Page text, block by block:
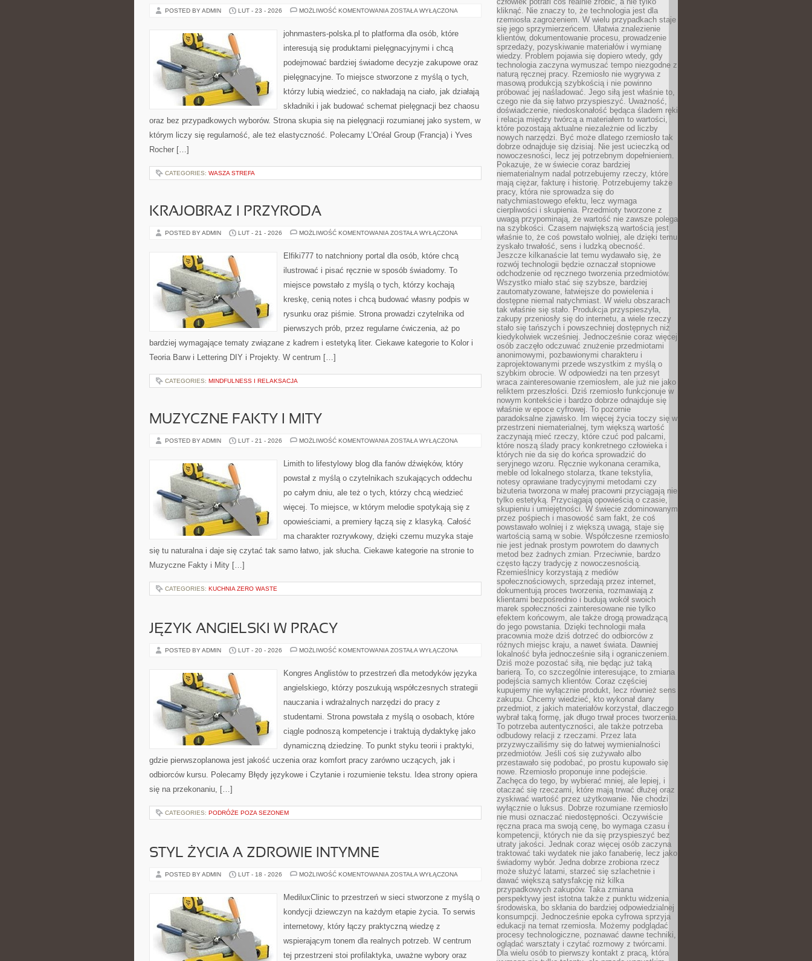
POSTED BY ADMIN LUT - 23 - 2026 MOŻLIWOŚĆ KOMENTOWANIA L’ORÉAL
ZOSTAŁA WYŁĄCZONA
johnmasters-polska.pl to platforma dla osób, które
interesują się produktami pielęgnacyjnymi i chcą
podejmować bardziej świadome decyzje zakupowe oraz
pielęgnacyjne. To miejsce stworzone z myślą o tych,
którzy lubią wiedzieć, co nakładają na ciało, jak działają
składniki i jak budować schemat pielęgnacji bez chaosu
oraz bez przypadkowych wyborów. Strona skupia się na pielęgnacji rozumianej jako system, w
którym liczy się regularność, ale też elastyczność. Polecamy L’Oréal Group (Francja) i Yves
Rocher […]
CATEGORIES: WASZA STREFA
KRAJOBRAZ I PRZYRODA
POSTED BY ADMIN LUT - 21 - 2026 MOŻLIWOŚĆ KOMENTOWANIA KRAJOBRAZ
ZOSTAŁA WYŁĄCZONA
Elfiki777 to natchniony portal dla osób, które chcą
ilustrować i pisać ręcznie w sposób świadomy. To
miejsce powstało z myślą o tych, którzy kochają
kreskę, cenią notes i chcą budować własny podpis w
rysunku oraz piśmie. Strona prowadzi czytelnika od
pierwszych prób, przez regularne ćwiczenia, aż po
bardziej wymagające tematy związane z kadrem i estetyką liter. Ciekawe kategorie to Kolor i
Teoria Barw i Lettering DIY i Projekty. W centrum […]
CATEGORIES: MINDFULNESS I RELAKSACJA
MUZYCZNE FAKTY I MITY
POSTED BY ADMIN LUT - 21 - 2026 MOŻLIWOŚĆ KOMENTOWANIA MUZYCZNE
MITY
ZOSTAŁA WYŁĄCZONA
Limith to lifestylowy blog dla fanów dźwięków, który
powstał z myślą o czytelnikach szukających oddechu
po całym dniu, ale też o tych, którzy chcą wiedzieć
więcej. To miejsce, w którym melodie spotykają się z
opowieściami, a premiery łączą się z klasyką. Całość
ma charakter rozrywkowy, dzięki czemu muzyka staje
się tu naturalna i daje się czytać tak samo łatwo, jak słucha. Ciekawe kategorie na stronie to
Muzyczne Fakty i Mity […]
CATEGORIES: KUCHNIA ZERO WASTE
JĘZYK ANGIELSKI W PRACY
POSTED BY ADMIN LUT - 20 - 2026 MOŻLIWOŚĆ KOMENTOWANIA JĘZYK
PRACY
ZOSTAŁA WYŁĄCZONA
Kongres Anglistów to przestrzeń dla metodyków języka
angielskiego, którzy poszukują współczesnych strategii
nauczania i wdrażalnych narzędzi do pracy z
studentami. Strona powstała z myślą o osobach, które
ciągle podnoszą kompetencje i traktują dydaktykę jako
dynamiczną dziedzinę. To punkt styku teorii i praktyki,
gdzie pierwszoplanowa jest jakość uczenia oraz komfort pracy zarówno uczących, jak i
odbiorców kursu. Polecamy Błędy językowe i Czytanie i rozumienie tekstu. Idea strony opiera
się na przekonaniu, […]
CATEGORIES: PODRÓŻE POZA SEZONEM
STYL ŻYCIA A ZDROWIE INTYMNE
POSTED BY ADMIN LUT - 18 - 2026 MOŻLIWOŚĆ KOMENTOWANIA STYL
ZDROWIE
INTYMNE
ZOSTAŁA WYŁĄCZONA
MediluxClinic to przestrzeń w sieci stworzone z myślą o
kondycji dziewczyn na każdym etapie życia. To serwis
internetowy, który łączy praktyczną wiedzę z
wspierającym tonem dla realnych potrzeb. W centrum
tej przestrzeni stoi profilaktyka, uważne wybory oraz
kliknąć. Nie znaczy to, że technologia jest dla
rzemiosła zagrożeniem. W wielu przypadkach staje
się jego sprzymierzeńcem. Ułatwia znalezienie
klientów, dokumentowanie procesu, prowadzenie
sprzedaży, pozyskiwanie materiałów i wymianę
wiedzy. Problem pojawia się dopiero wtedy, gdy
technologia zaczyna wymuszać tempo niezgodne z
naturą ręcznej pracy. Rzemiosło nie wygrywa z
masową produkcją szybkością i nie powinno
próbować jej naśladować. Jego siłą jest właśnie to,
czego nie da się łatwo przyspieszyć. Uważność,
doświadczenie, niedoskonałość będąca śladem ręki
i relacja między twórcą a materiałem to wartości,
które pozostają aktualne niezależnie od liczby
nowych narzędzi. Być może dlatego rzemiosło tak
dobrze odnajduje się dzisiaj. Nie jest ucieczką od
nowoczesności, lecz jej potrzebnym dopełnieniem.
Pokazuje, że w świecie coraz bardziej
niematerialnym nadal potrzebujemy rzeczy, które
mają ciężar, fakturę i historię. Potrzebujemy także
pracy, która nie sprowadza się do
natychmiastowego efektu, lecz wymaga
cierpliwości i skupienia. Przedmioty tworzone z
uwagą przypominają, że wartość nie zawsze polega
na szybkości. Czasem największą wartością jest
właśnie to, że coś powstało wolniej, ale dzięki temu
zyskało trwałość, sens i ludzką obecność.
Jeszcze kilkanaście lat temu wydawało się, że
rozwój technologii będzie oznaczał stopniowe
odchodzenie od ręcznego tworzenia przedmiotów.
Wszystko miało stać się szybsze, bardziej
zautomatyzowane, łatwiejsze do powielenia i
dostępne niemal natychmiast. W wielu obszarach
tak właśnie się stało. Produkcja przyspieszyła,
zakupy przeniosły się do internetu, a wiele rzeczy
stało się tańszych i powszechniej dostępnych niż
kiedykolwiek wcześniej. Jednocześnie coraz więcej
osób zaczęło odczuwać znużenie przedmiotami
anonimowymi, pozbawionymi charakteru i
zaprojektowanymi przede wszystkim z myślą o
szybkim obrocie. W odpowiedzi na ten przesyt
wraca zainteresowanie rzemiosłem, ale już nie jako
reliktem przeszłości. Dziś rzemiosło funkcjonuje w
nowym kontekście i bardzo dobrze odnajduje się
właśnie w epoce cyfrowej. To pozornie
paradoksalne zjawisko. Im więcej życia toczy się w
przestrzeni niematerialnej, tym większą wartość
zaczynają mieć rzeczy, które czuć pod palcami,
które noszą ślady pracy konkretnego człowieka i
których nie da się do końca sprowadzić do
seryjnego wzoru. Ręcznie wykonana ceramika,
meble od lokalnego stolarza, tkane tekstylia,
notesy oprawiane tradycyjnymi metodami czy
biżuteria tworzona w małej pracowni przyciągają nie
tylko estetyką. Przyciągają opowieścią o czasie,
skupieniu i umiejętności. W świecie zdominowanym
przez pośpiech i masowość sam fakt, że coś
powstawało wolniej i z większą uwagą, staje się
wartością samą w sobie. Współczesne rzemiosło
nie jest jednak prostym powrotem do dawnych
metod bez żadnych zmian. Przeciwnie, bardzo
często łączy tradycję z nowoczesnością.
Rzemieślnicy korzystają z mediów
społecznościowych, sprzedają przez internet,
dokumentują proces tworzenia, rozmawiają z
klientami bezpośrednio i budują wokół swoich
marek społeczności zainteresowane nie tylko
efektem końcowym, ale także drogą prowadzącą
do jego powstania. Dzięki technologii mała
pracownia może dziś dotrzeć do odbiorców z
różnych miejsc kraju, a nawet świata. Dawniej
lokalność była jednocześnie siłą i ograniczeniem.
Dziś może pozostać siłą, nie będąc już taką
barierą. To, co szczególnie interesujące, to zmiana
podejścia samych klientów. Coraz częściej
kupujemy nie wyłącznie produkt, lecz również sens
zakupu. Chcemy wiedzieć, kto wykonał dany
przedmiot, z jakich materiałów korzystał, dlaczego
wybrał taką formę, jak długo trwał proces tworzenia.
To potrzeba autentyczności, ale także potrzeba
odbudowy relacji z rzeczami. Przez lata
przyzwyczailiśmy się do łatwej wymienialności
przedmiotów. Jeśli coś się zużywało albo
przestawało się podobać, po prostu kupowało się
nowe. Rzemiosło proponuje inne podejście.
Zachęca do tego, by wybierać mniej, ale lepiej, i
otaczać się rzeczami, które mają trwać dłużej oraz
zyskiwać wartość przez użytkowanie. Nie chodzi
wyłącznie o luksus. Dobrze rozumiane rzemiosło
nie musi oznaczać niedostępności. Oczywiście
ręczna praca ma swoją cenę, bo wymaga czasu i
kompetencji, których nie da się przyspieszyć bez
utraty jakości. Jednak coraz więcej osób zaczyna
traktować taki wydatek nie jako fanaberię, lecz jako
świadomy wybór. Jedna dobrze zrobiona rzecz
może służyć latami, starzeć się szlachetnie i
dawać większą satysfakcję niż kilka
przypadkowych zakupów. Taka zmiana
perspektywy jest istotna także z punktu widzenia
środowiska, bo skłania do bardziej odpowiedzialnej
konsumpcji. Jednocześnie epoka cyfrowa sprzyja
edukacji na temat rzemiosła. Możemy podglądać
procesy technologiczne, poznawać dawne techniki,
oglądać warsztaty i czytać rozmowy z twórcami.
Dla wielu osób to pierwszy kontakt z pracą, która